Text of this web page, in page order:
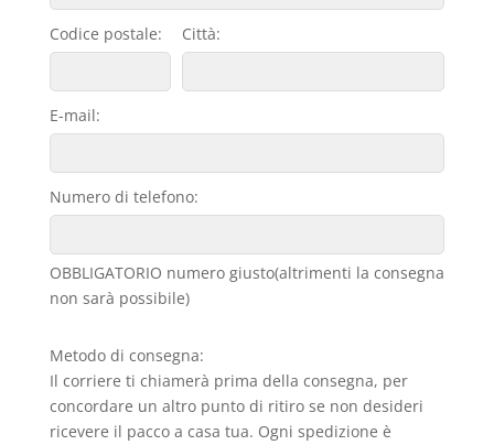
Codice postale: Città:
E-mail:
Numero di telefono:
OBBLIGATORIO numero giusto(altrimenti la consegna
non sarà possibile)
Metodo di consegna:
Il corriere ti chiamerà prima della consegna, per
concordare un altro punto di ritiro se non desideri
ricevere il pacco a casa tua. Ogni spedizione è